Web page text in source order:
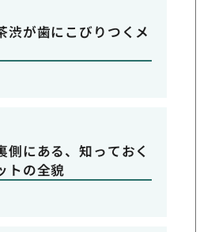
渋が歯にこびりつくメ
側にある、知っておく
トの全貌